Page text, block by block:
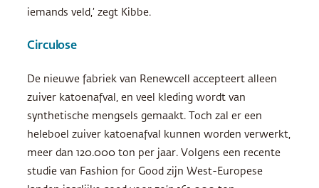
iemands veld,’ zegt Kibbe.
Circulose
De nieuwe fabriek van Renewcell accepteert alleen
zuiver katoenafval, en veel kleding wordt van
synthetische mengsels gemaakt. Toch zal er een
heleboel zuiver katoenafval kunnen worden verwerkt,
meer dan 120.000 ton per jaar. Volgens een recente
studie van Fashion for Good zijn West-Europese